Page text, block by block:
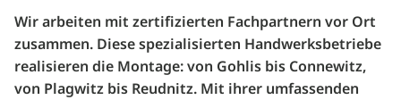
Wir arbeiten mit zertifizierten Fachpartnern vor Ort
zusammen. Diese spezialisierten Handwerksbetriebe
realisieren die Montage: von Gohlis bis Connewitz,
von Plagwitz bis Reudnitz. Mit ihrer umfassenden